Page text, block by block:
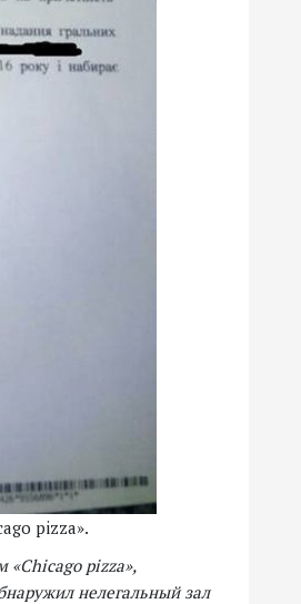
pizza».
«Chicago pizza»,
нелегальный зал